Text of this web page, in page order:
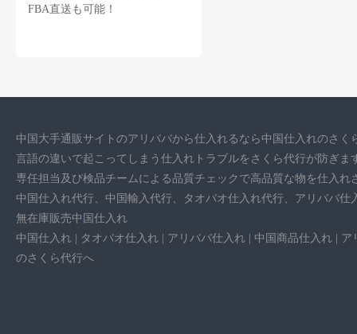
FBA直送も可能！
中国大手通販サイトのアリババから仕入れるなら中国仕入れのさく
言語の違いで起こってしまう仕入れトラブルをさくら代行が防ぎま
専任担当及び検品チームによる品質チェックで高品質な物を仕入れ
中国仕入れ代行、中国輸入代行、タオバオ仕入れ代行、アリババ仕
無在庫販売中国仕入れ
中国仕入れ | タオバオ仕入れ | アリババ仕入れ | 中国商品仕入れ |
のさくら代行へ